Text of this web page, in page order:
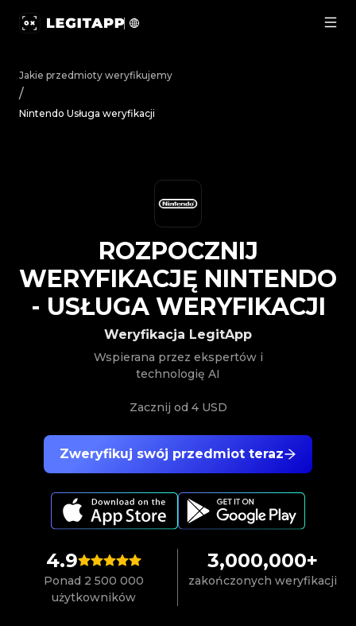
Jakie przedmioty weryfikujemy
/
Nintendo Usługa weryfikacji
4.9
Ponad 2 500 000
użytkowników
3,000,000+
zakończonych weryfikacji
Zweryfikuj swój przedmiot teraz
Weryfikacja LegitApp
Wspierana przez ekspertów i
technologię AI
Zacznij od 4 USD
ROZPOCZNIJ
WERYFIKACJĘ NINTENDO
- USŁUGA WERYFIKACJI